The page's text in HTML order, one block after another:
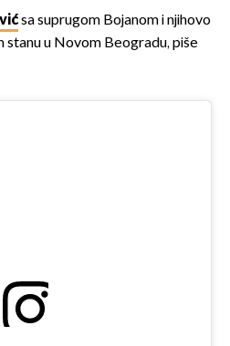
sa suprugom Bojanom i njihovo
stanu u Novom Beogradu, piše